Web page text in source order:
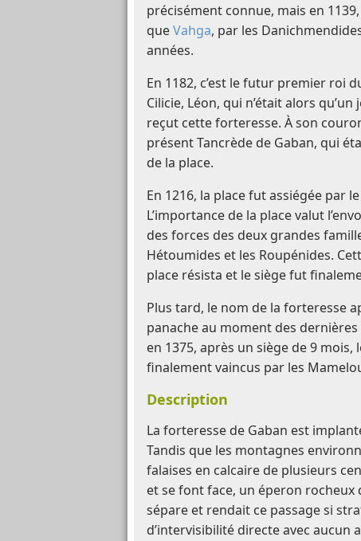
précisément connue, mais en
queVahga, par les
années.
En 1182, c’est le futur premier roi
Cilicie, Léon, qui n’était alors
reçut cette forteresse. À son
présent Tancrède de Gaban, qui
de la place.
En 1216, la place fut assiégée par
L’importance de la place valut
des forces des deux grandes
Hétoumides et les Roupénides.
place résista et le siège fut
Plus tard, le nom de la forteresse
panache au moment des
en 1375, après un siège de 9
finalement vaincus par les
Description
La forteresse de Gaban est
Tandis que les montagnes
falaises en calcaire de plusieurs
et se font face, un éperon rocheux
sépare et rendait ce passage si
d’intervisibilité directe avec aucun